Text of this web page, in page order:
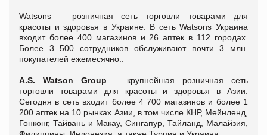
Watsons – розничная сеть торговли товарами для
красоты и здоровья в Украине. В сеть Watsons Украина
входит более 400 магазинов и 26 аптек в 112 городах.
Более 3 500 сотрудников обслуживают почти 3 млн.
покупателей ежемесячно..
A.S. Watson Group – крупнейшая розничная сеть
торговли товарами для красоты и здоровья в Азии.
Сегодня в сеть входит более 4 700 магазинов и более 1
200 аптек на 10 рынках Азии, в том числе КНР, Мейнленд,
Гонконг, Тайвань и Макау, Сингапур, Тайланд, Малайзия,